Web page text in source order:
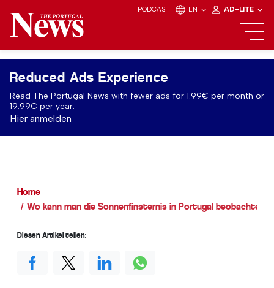
PODCAST EN AD-LITE
Reduced Ads Experience
Read The Portugal News with fewer ads for 1.99€ per month or
19.99€ per year.
Hier anmelden
Home
Wo kann man die Sonnenfinsternis in Portugal beobachten?
Diesen Artikel teilen: